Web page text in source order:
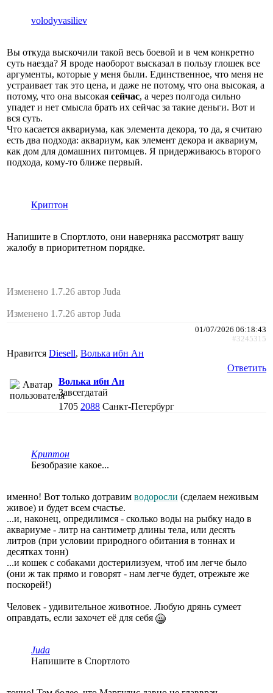
volodyvasiliev
Вы откуда выскочили такой весь боевой и в чем конкретно
суть наезда? Я вроде наоборот высказал в пользу глошек все
аргументы, которые у меня были. Единственное, что меня не
устраивает так это цена, и даже не потому, что она высокая, а
потому, что она высокая сейчас, а через полгода сильно
упадет и нет смысла брать их сейчас за такие деньги. Вот и
вся суть.
Что касается аквариума, как элемента декора, то да, я считаю
есть два подхода: аквариум, как элемент декора и аквариум,
как дом для домашних питомцев. Я придерживаюсь второго
подхода, кому-то ближе первый.
Криптон
Напишите в Спортлото, они наверняка рассмотрят вашу
жалобу в приоритетном порядке.
Изменено 1.7.26 автор Juda
Изменено 1.7.26 автор Juda
01/07/2026 06:18:43
#3245315
Нравится Diesell, Волька ибн Ан
Ответить
Волька ибн Ан
Завсегдатай
1705 2088 Санкт-Петербург
Криптон
Безобразие какое...
именно! Вот только дотравим водоросли (сделаем неживым
живое) и будет всем счастье.
...и, наконец, опредилимся - сколько воды на рыбку надо в
аквариуме - литр на сантиметр длины тела, или десять
литров (при условии природного обитания в тоннах и
десятках тонн)
...и кошек с собаками достерилизуем, чтоб им легче было
(они ж так прямо и говорят - нам легче будет, отрежьте же
поскорей!)
Человек - удивительное животное. Любую дрянь сумеет
оправдать, если захочет её для себя
Juda
Напишите в Спортлото